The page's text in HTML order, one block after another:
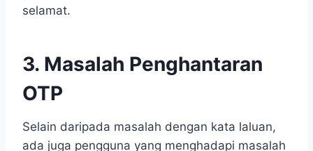
selamat.
3. Masalah Penghantaran
OTP
Selain daripada masalah dengan kata laluan,
ada juga pengguna yang menghadapi masalah